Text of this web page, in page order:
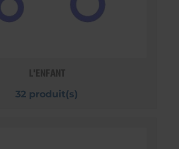
L'ENFANT
32 produit(s)